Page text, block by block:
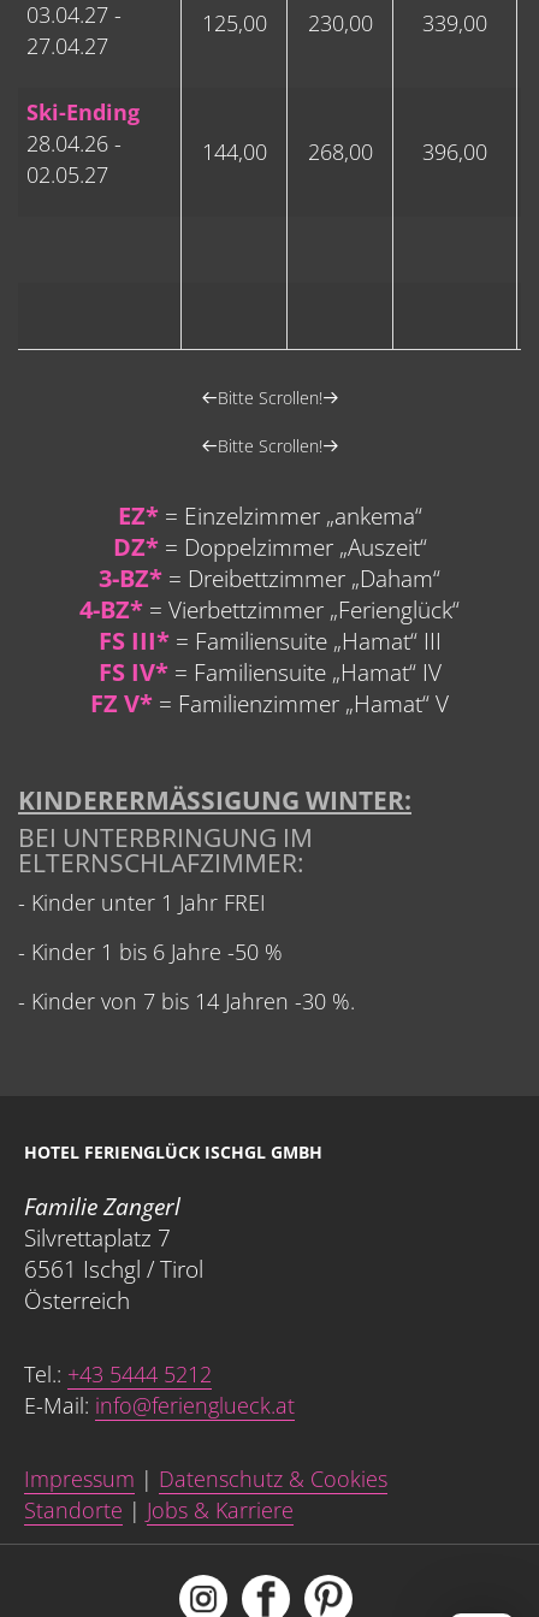
03.04.27 -
27.04.27
125,00 230,00 339,00
Ski-Ending
28.04.26 -
02.05.27
144,00 268,00 396,00
Bitte Scrollen!
Bitte Scrollen!
EZ*= Einzelzimmer „ankema“
DZ*= Doppelzimmer „Auszeit“
3-BZ* = Dreibettzimmer „Daham“
4-BZ* = Vierbettzimmer „Ferienglück“
FS III*= Familiensuite „Hamat“ III
FS IV*= Familiensuite „Hamat“ IV
FZ V* = Familienzimmer „Hamat“ V
KINDERERMÄSSIGUNG WINTER:
BEI UNTERBRINGUNG IM
ELTERNSCHLAFZIMMER:
- Kinder unter 1 Jahr FREI
- Kinder 1 bis 6 Jahre -50 %
- Kinder von 7 bis 14 Jahren -30 %.
HOTEL FERIENGLÜCK ISCHGL GMBH
Familie Zangerl
Silvrettaplatz 7
6561 Ischgl / Tirol
Österreich
Tel.: +43 5444 5212
E-Mail: info@ferienglueck.at
Impressum | Datenschutz & Cookies
Standorte | Jobs & Karriere